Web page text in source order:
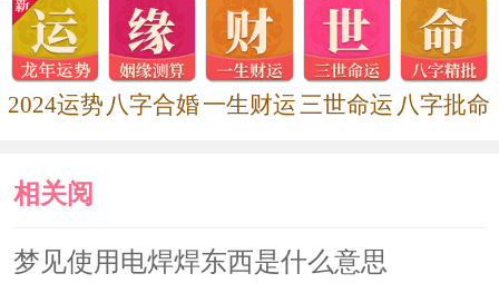
2024运势 八字合婚一生财运三世命运 八字批命
相关阅
读
梦见使用电焊焊东西是什么意思